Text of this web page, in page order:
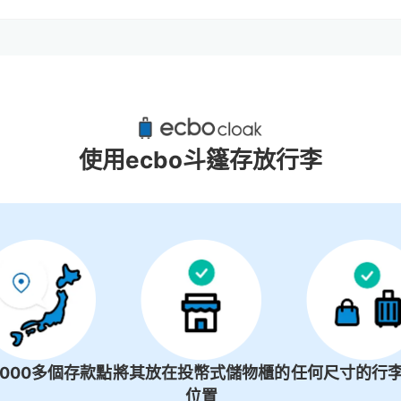
1個投幣式置物櫃
使用ecbo斗篷存放行李
多個存款點將其放在投幣式儲物櫃的
位置
任何尺寸的行